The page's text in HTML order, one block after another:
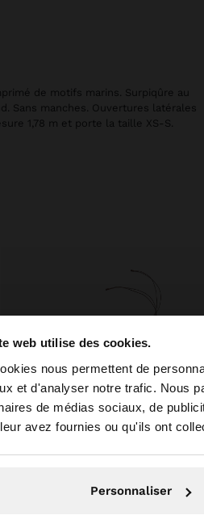
web utilise des cookies.
nous permettent de
et d'analyser notre trafic. Nous
de médias sociaux, de
avez fournies ou qu'ils ont
Personnaliser
bonjour
Vous accédez au site depuis
Non,
de motifs marins. Surpiqûre au
Sans manches. Ouvertures latérales
1,78 m et porte la taille XS-S.